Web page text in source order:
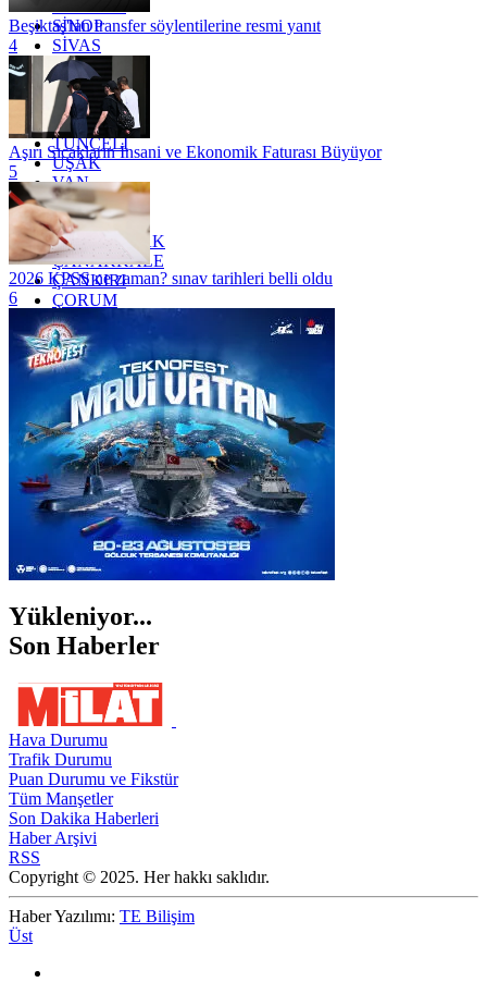
SİNOP
SİVAS
SİİRT
TEKİRDAĞ
TOKAT
TRABZON
TUNCELİ
UŞAK
VAN
YALOVA
YOZGAT
ZONGULDAK
ÇANAKKALE
ÇANKIRI
ÇORUM
İSTANBUL
İZMİR
ŞANLIURFA
ŞIRNAK
Beşiktaş'tan transfer söylentilerine resmi yanıt
4
Aşırı Sıcakların İnsani ve Ekonomik Faturası Büyüyor
5
2026 KPSS ne zaman? sınav tarihleri belli oldu
6
Yükleniyor...
Son Haberler
Hava Durumu
Trafik Durumu
Puan Durumu ve Fikstür
Tüm Manşetler
Son Dakika Haberleri
Haber Arşivi
RSS
Copyright © 2025. Her hakkı saklıdır.
Haber Yazılımı: TE Bilişim
Üst